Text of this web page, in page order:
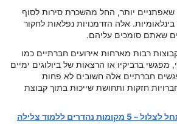
שאפתניים יותר, החל מהשכרת סירות לסוף
אלה הזדמנויות נפלאות לחקור
שאתם סומכים עליהם.
רבות מארחות אירועים חברתיים כמו
מפגשי ברביקיו או הרצאות של ביולוגים ימיים
חברתיים אלה חשובים לא פחות
חזקות ותחושת שייכות בתוך קבוצת
– 5 מקומות נהדרים ללמוד צלילה